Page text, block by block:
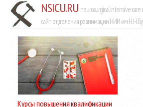
NSICU.RU neurosurgical intensive care
сайт отделения реанимации НИИ им Н.Н.
Курсы повышения квалификации